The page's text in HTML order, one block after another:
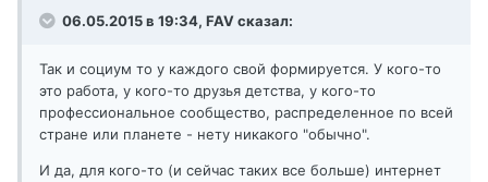
06.05.2015 в 19:34, FAV сказал:
Так и социум то у каждого свой формируется. У кого-то
это работа, у кого-то друзья детства, у кого-то
профессиональное сообщество, распределенное по всей
стране или планете - нету никакого "обычно".
И да, для кого-то (и сейчас таких все больше) интернет